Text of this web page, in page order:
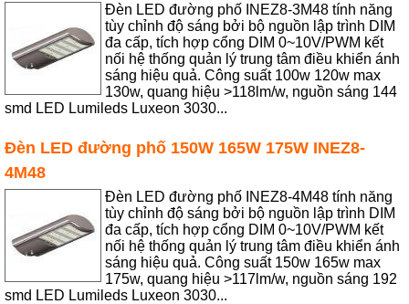
Đèn LED đường phố INEZ8-3M48 tính năng
tùy chỉnh độ sáng bởi bộ nguồn lập trình DIM
đa cấp, tích hợp cổng DIM 0~10V/PWM kết
nối hệ thống quản lý trung tâm điều khiển ánh
sáng hiệu quả. Công suất 100w 120w max
130w, quang hiệu >118lm/w, nguồn sáng 144
smd LED Lumileds Luxeon 3030...
Đèn LED đường phố 150W 165W 175W INEZ8-
4M48
Đèn LED đường phố INEZ8-4M48 tính năng
tùy chỉnh độ sáng bởi bộ nguồn lập trình DIM
đa cấp, tích hợp cổng DIM 0~10V/PWM kết
nối hệ thống quản lý trung tâm điều khiển ánh
sáng hiệu quả. Công suất 150w 165w max
175w, quang hiệu >117lm/w, nguồn sáng 192
smd LED Lumileds Luxeon 3030...